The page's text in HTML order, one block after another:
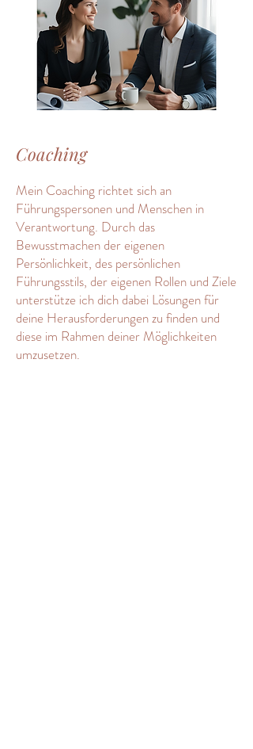
Coaching
Mein Coaching richtet sich an
Führungspersonen und Menschen in
Verantwortung. Durch das
Bewusstmachen der eigenen
Persönlichkeit, des persönlichen
Führungsstils, der eigenen Rollen und Ziele
unterstütze ich dich dabei Lösungen für
deine Herausforderungen zu finden und
diese im Rahmen deiner Möglichkeiten
umzusetzen.